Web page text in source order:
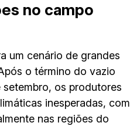
no campo
um cenário de grandes
o término do vazio
os produtores
inesperadas, com
nas regiões do